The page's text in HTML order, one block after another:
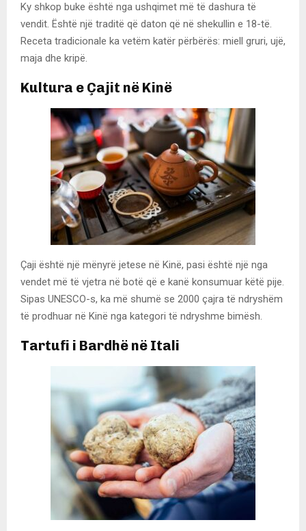
Ky shkop buke është nga ushqimet më të dashura të
vendit. Është një traditë që daton që në shekullin e 18-të.
Receta tradicionale ka vetëm katër përbërës: miell gruri, ujë,
maja dhe kripë.
Kultura e Çajit në Kinë
Çaji është një mënyrë jetese në Kinë, pasi është një nga
vendet më të vjetra në botë që e kanë konsumuar këtë pije.
Sipas UNESCO-s, ka më shumë se 2000 çajra të ndryshëm
të prodhuar në Kinë nga kategori të ndryshme bimësh.
Tartufi i Bardhë në Itali